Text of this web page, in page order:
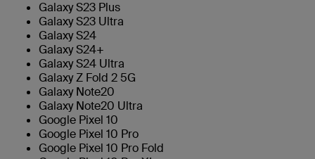
Galaxy S23 Plus
Galaxy S23 Ultra
Galaxy S24
Galaxy S24+
Galaxy S24 Ultra
Galaxy Z Fold 2 5G
Galaxy Note20
Galaxy Note20 Ultra
Google Pixel 10
Google Pixel 10 Pro
Google Pixel 10 Pro Fold